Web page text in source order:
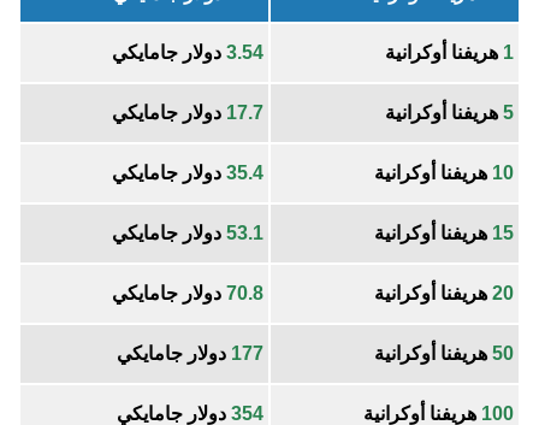
1 هريفنا أوكرانية 3.54 دولار جامايكي
5 هريفنا أوكرانية 17.7 دولار جامايكي
10 هريفنا أوكرانية 35.4 دولار جامايكي
15 هريفنا أوكرانية 53.1 دولار جامايكي
20 هريفنا أوكرانية 70.8 دولار جامايكي
50 هريفنا أوكرانية 177 دولار جامايكي
100 هريفنا أوكرانية 354 دولار جامايكي